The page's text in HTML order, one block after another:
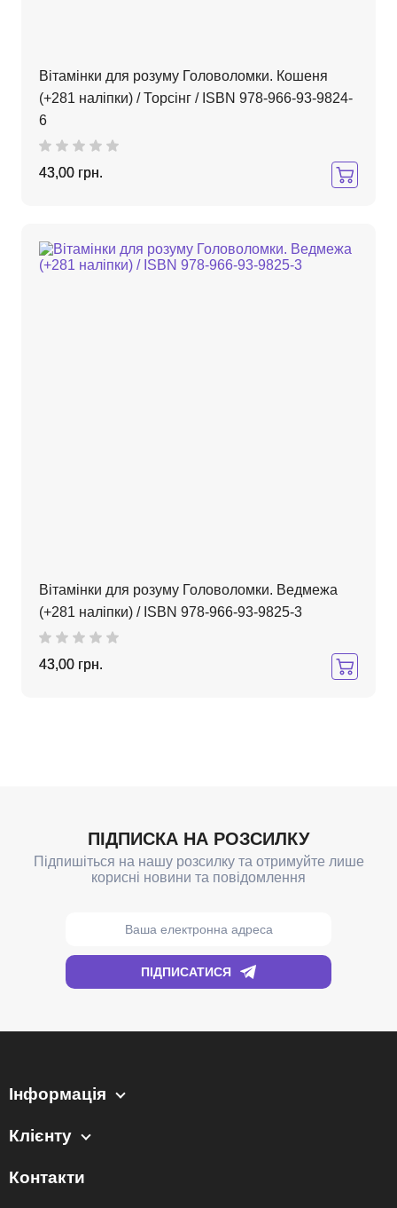
Вітамінки для розуму Головоломки. Кошеня
(+281 наліпки) / Торсінг / ISBN 978-966-93-9824-
6
43,00 грн.
Вітамінки для розуму Головоломки. Ведмежа
(+281 наліпки) / ISBN 978-966-93-9825-3
43,00 грн.
Інформація
Клієнту